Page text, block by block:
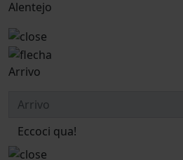
Alentejo
Arrivo
Eccoci qua!